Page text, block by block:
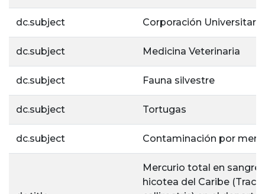
dc.subject Corporación
dc.subject Medicina Veterinaria
dc.subject Fauna silvestre
dc.subject Tortugas
dc.subject Contaminación por
Mercurio total en sangre
hicotea del Caribe